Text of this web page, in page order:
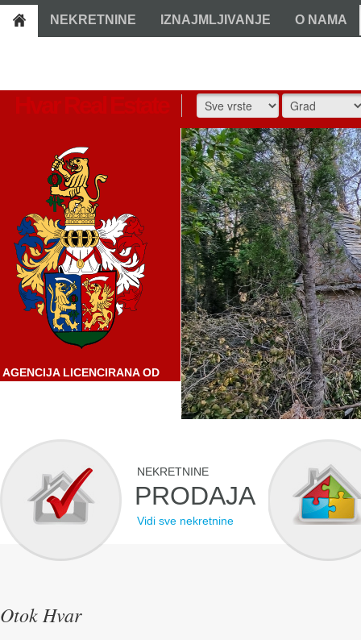
NEKRETNINE IZNAJMLJIVANJE O NAMA
AGENCIJA LICENCIRANA OD
STRANE HRVATSKE
NEKRETNINE
PRODAJA
Vidi sve nekretnine
Otok Hvar